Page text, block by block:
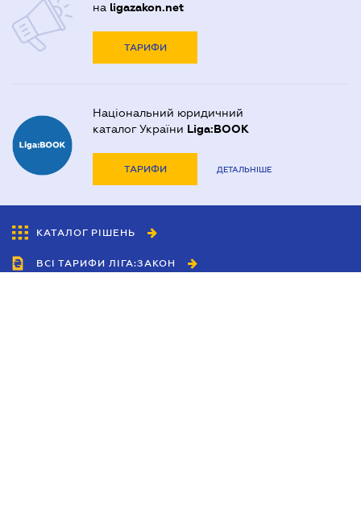
на ligazakon.net
ТАРИФИ
Національний юридичний
каталог України Liga:BOOK
ТАРИФИ ДЕТАЛЬНІШЕ
КАТАЛОГ РІШЕНЬ
ВСІ ТАРИФИ ЛІГА:ЗАКОН